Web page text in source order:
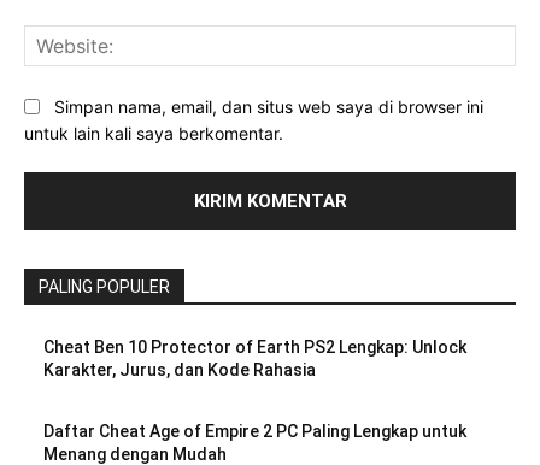
Simpan nama, email, dan situs web saya di browser ini
untuk lain kali saya berkomentar.
PALING POPULER
Cheat Ben 10 Protector of Earth PS2 Lengkap: Unlock
Karakter, Jurus, dan Kode Rahasia
Daftar Cheat Age of Empire 2 PC Paling Lengkap untuk
Menang dengan Mudah